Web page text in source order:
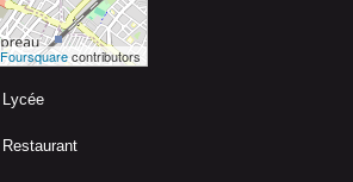
Foursquarecontributors
Lycée
Restaurant